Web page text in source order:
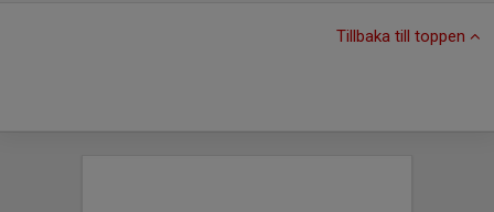
Tillbaka till toppen